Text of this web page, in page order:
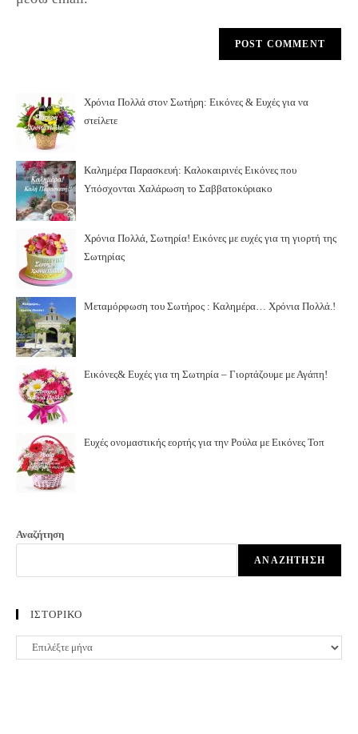
Χρόνια Πολλά στον Σωτήρη: Εικόνες & Ευχές για να
στείλετε
Καλημέρα Παρασκευή: Καλοκαιρινές Εικόνες που
Υπόσχονται Χαλάρωση το Σαββατοκύριακο
Χρόνια Πολλά, Σωτηρία! Εικόνες με ευχές για τη γιορτή της
Σωτηρίας
Μεταμόρφωση του Σωτήρος : Καλημέρα… Χρόνια Πολλά.!
Εικόνες& Ευχές για τη Σωτηρία – Γιορτάζουμε με Αγάπη!
Ευχές ονομαστικής εορτής για την Ρούλα με Εικόνες Τοπ
Αναζήτηση
ΑΝΑΖΉΤΗΣΗ
ΙΣΤΟΡΙΚΟ
ΙΣΤΟΡΙΚΟ